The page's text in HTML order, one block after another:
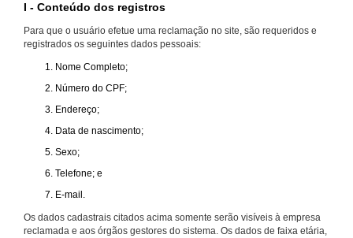
I - Conteúdo dos registros
Para que o usuário efetue uma reclamação no site, são requeridos e
registrados os seguintes dados pessoais:
Nome Completo;
Número do CPF;
Endereço;
Data de nascimento;
Sexo;
Telefone; e
E-mail.
Os dados cadastrais citados acima somente serão visíveis à empresa
reclamada e aos órgãos gestores do sistema. Os dados de faixa etária,